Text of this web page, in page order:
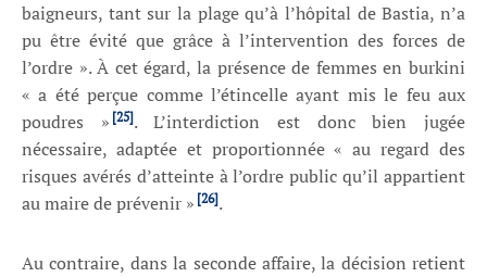
baigneurs, tant sur la plage qu’à l’hôpital de Bastia, n’a
pu être évité que grâce à l’intervention des forces de
l’ordre ». À cet égard, la présence de femmes en burkini
« a été perçue comme l’étincelle ayant mis le feu aux
poudres » [25]. L’interdiction est donc bien jugée
nécessaire, adaptée et proportionnée « au regard des
risques avérés d’atteinte à l’ordre public qu’il appartient
au maire de prévenir » [26].
Au contraire, dans la seconde affaire, la décision retient